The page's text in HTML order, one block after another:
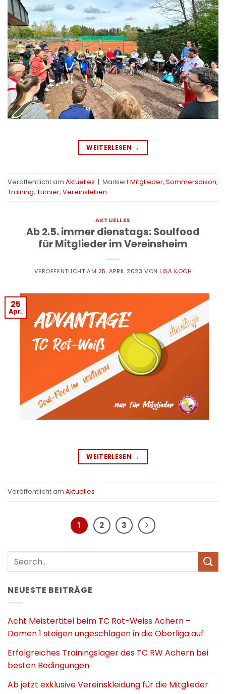
WEITERLESEN →
Veröffentlicht am Aktuelles | MarkiertMitglieder, Sommersaison,
Training, Turnier, Vereinsleben
AKTUELLES
Ab 2.5. immer dienstags: Soulfood
für Mitglieder im Vereinsheim
VERÖFFENTLICHT AM 25. APRIL 2023 VONLISA KOCH
25
Apr.
WEITERLESEN →
Veröffentlicht am Aktuelles
1 2 3
NEUESTE BEITRÄGE
Acht Meistertitel beim TC Rot-Weiss Achern –
Damen 1 steigen ungeschlagen in die Oberliga auf
Erfolgreiches Trainingslager des TC RW Achern bei
besten Bedingungen
Ab jetzt exklusive Vereinskleidung für die Mitglieder